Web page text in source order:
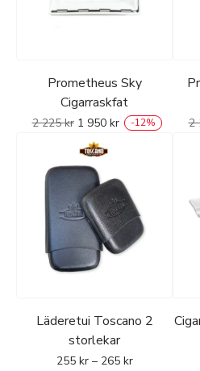
Prometheus Sky
Cigarraskfat
2 225kr 1 950 kr -12% 2
Läderetui Toscano 2
storlekar
255 kr – 265 kr